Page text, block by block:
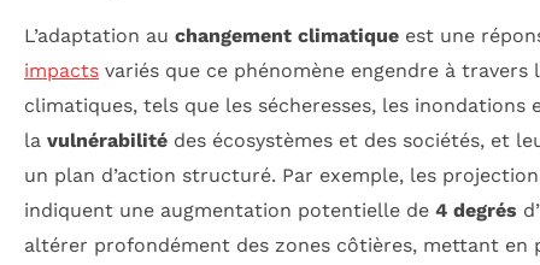
L’adaptation au changement climatique est une
impacts variés que ce phénomène engendre à travers
climatiques, tels que les sécheresses, les inondations
la vulnérabilité des écosystèmes et des sociétés, et
un plan d’action structuré. Par exemple, les
indiquent une augmentation potentielle de 4 degrés
altérer profondément des zones côtières, mettant en